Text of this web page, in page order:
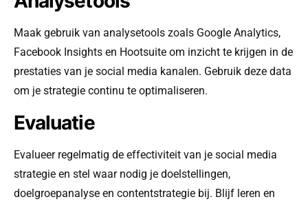
Maak gebruik van analysetools zoals Google Analytics,
Facebook Insights en Hootsuite om inzicht te krijgen in de
prestaties van je social media kanalen. Gebruik deze data
om je strategie continu te optimaliseren.
Evaluatie
Evalueer regelmatig de effectiviteit van je social media
strategie en stel waar nodig je doelstellingen,
doelgroepanalyse en contentstrategie bij. Blijf leren en